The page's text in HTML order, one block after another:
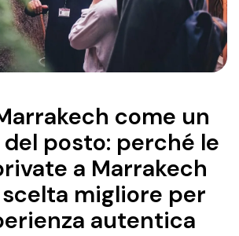
come un
posto: perché le
a Marrakech
migliore per
autentica